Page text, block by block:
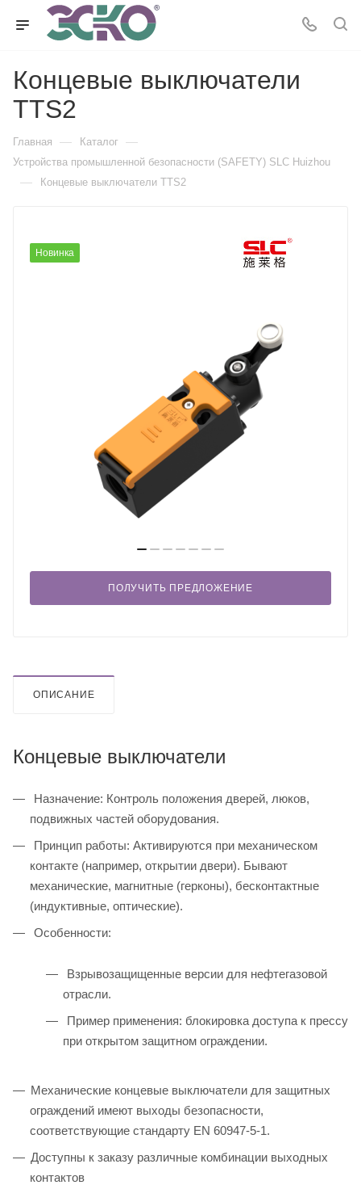
Концевые выключатели
TTS2
Главная — Каталог —
Устройства промышленной безопасности (SAFETY) SLC Huizhou
— Концевые выключатели TTS2
Новинка
ПОЛУЧИТЬ ПРЕДЛОЖЕНИЕ
ОПИСАНИЕ
Концевые выключатели
Назначение: Контроль положения дверей, люков,
подвижных частей оборудования.
Принцип работы: Активируются при механическом
контакте (например, открытии двери). Бывают
механические, магнитные (герконы), бесконтактные
(индуктивные, оптические).
Особенности:
Взрывозащищенные версии для нефтегазовой
отрасли.
Пример применения: блокировка доступа к прессу
при открытом защитном ограждении.
Механические концевые выключатели для защитных
ограждений имеют выходы безопасности,
соответствующие стандарту EN 60947-5-1.
Доступны к заказу различные комбинации выходных
контактов